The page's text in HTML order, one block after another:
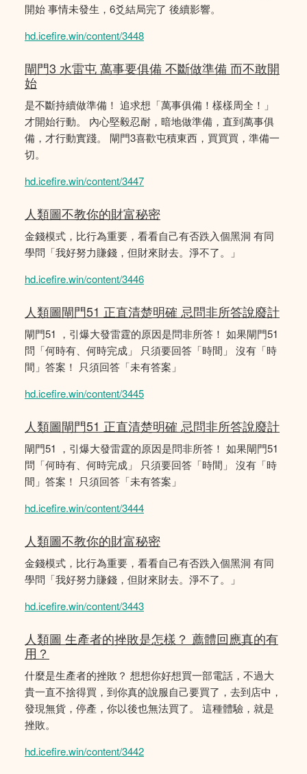
開始 事情未發生，6爻結局完了 後續影響。
hd.icefire.win/content/3448
閘門3 水雷屯 萬事要俱備 不斷做準備 而不敢開
始
是不斷持續做準備！ 追求想「萬事俱備！樣樣周全！」
才開始行動。 內心堅毅忍耐，暗地做準備，直到萬事俱
備，才行動實踐。 閘門3喜歡屯積東西，買買買，準備一
切。
hd.icefire.win/content/3447
人類圖不教你的財富秘密
金錢模式，比行為重要，看看自己有否跌入個黑洞 有同
學問「我好努力賺錢，但財來財去。淨不了。」
hd.icefire.win/content/3446
人類圖閘門51 正直清楚明確 忌問非所答說廢計
閘門51 ，引爆大發雷霆的原因是問非所答！ 如果閘門51
問「何時有、何時完成」 只須要回答「時間」 沒有「時
間」答案！ 只須回答「未有答案」
hd.icefire.win/content/3445
人類圖閘門51 正直清楚明確 忌問非所答說廢計
閘門51 ，引爆大發雷霆的原因是問非所答！ 如果閘門51
問「何時有、何時完成」 只須要回答「時間」 沒有「時
間」答案！ 只須回答「未有答案」
hd.icefire.win/content/3444
人類圖不教你的財富秘密
金錢模式，比行為重要，看看自己有否跌入個黑洞 有同
學問「我好努力賺錢，但財來財去。淨不了。」
hd.icefire.win/content/3443
人類圖 生產者的挫敗是怎樣？ 薦體回應真的有
用？
什麼是生產者的挫敗？ 想想你好想買一部電話，不過大
貴一直不捨得買，到你真的說服自己要買了，去到店中，
發現無貨，停產，你以後也無法買了。 這種體驗，就是
挫敗。
hd.icefire.win/content/3442